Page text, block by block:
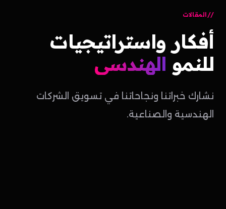
المقالات
أفكار واستراتيجيات
للنمو الهندسي
نشارك خبراتنا ونجاحاتنا في تسويق الشركات
الهندسية والصناعية.